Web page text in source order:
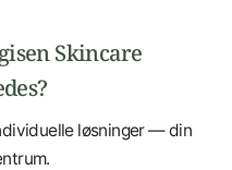
Skincare
løsninger — din